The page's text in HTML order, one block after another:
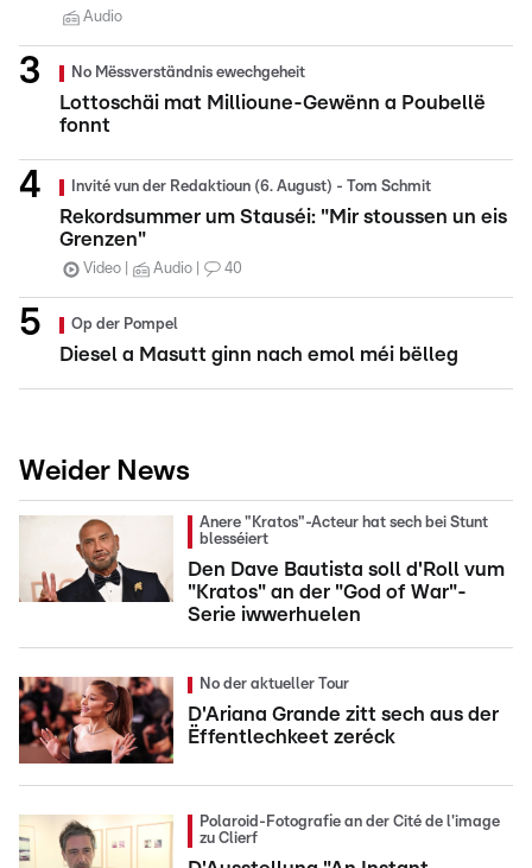
Audio
No Mëssverständnis ewechgeheit
Lottoschäi mat Millioune-Gewënn a Poubellë
fonnt
Invité vun der Redaktioun (6. August) - Tom Schmit
Rekordsummer um Stauséi: "Mir stoussen un eis
Grenzen"
Video Audio 40
Op der Pompel
Diesel a Masutt ginn nach emol méi bëlleg
Weider News
Anere "Kratos"-Acteur hat sech bei Stunt
blesséiert
Den Dave Bautista soll d'Roll vum
"Kratos" an der "God of War"-
Serie iwwerhuelen
No der aktueller Tour
D'Ariana Grande zitt sech aus der
Ëffentlechkeet zeréck
Polaroid-Fotografie an der Cité de l'image
zu Clierf